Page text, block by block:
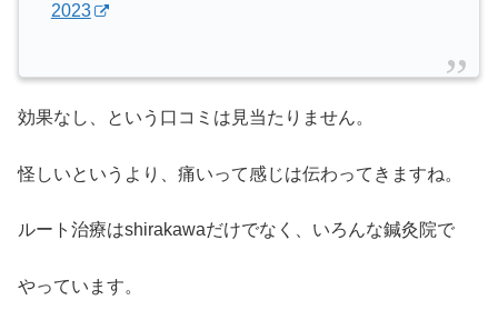
2023
効果なし、という口コミは見当たりません。
怪しいというより、痛いって感じは伝わってきますね。
ルート治療はshirakawaだけでなく、いろんな鍼灸院で
やっています。